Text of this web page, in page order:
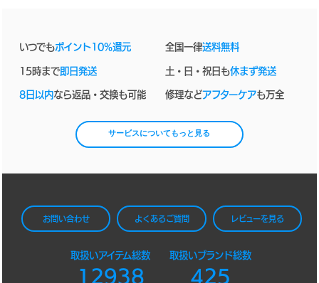
いつでもポイント10%還元 全国一律送料無料
15時まで即日発送 土・日・祝日も休まず発送
8日以内なら返品・交換も可能 修理などアフターケアも万全
サービスについてもっと見る
お問い合わせ よくあるご質問 レビューを見る
取扱いアイテム総数
12938
取扱いブランド総数
425